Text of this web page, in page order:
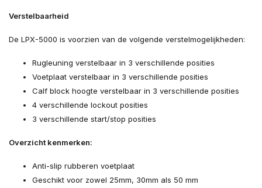
Verstelbaarheid
De LPX-5000 is voorzien van de volgende verstelmogelijkheden:
Rugleuning verstelbaar in 3 verschillende posities
Voetplaat verstelbaar in 3 verschillende posities
Calf block hoogte verstelbaar in 3 verschillende posities
4 verschillende lockout posities
3 verschillende start/stop posities
Overzicht kenmerken:
Anti-slip rubberen voetplaat
Geschikt voor zowel 25mm, 30mm als 50 mm